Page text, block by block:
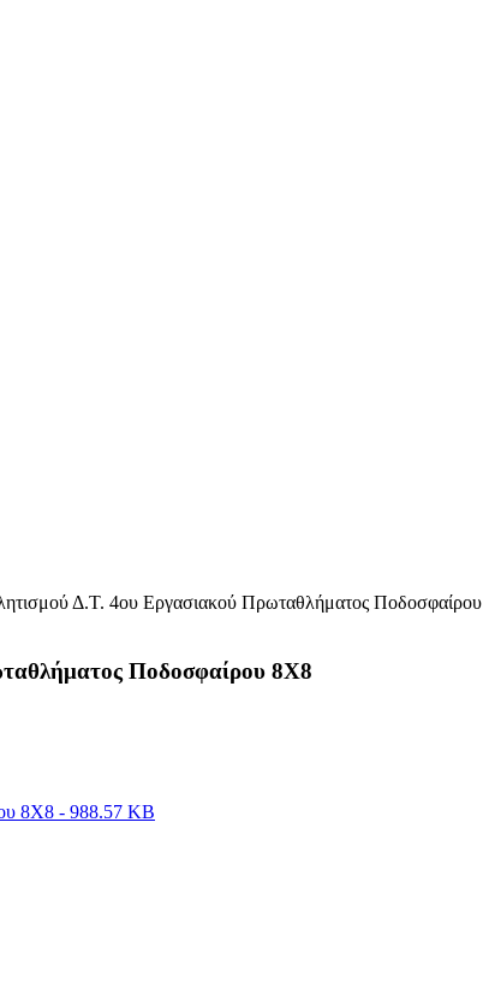
Δ.Τ. 4ου Εργασιακού Πρωταθλήματος Ποδοσφαίρου
Ποδοσφαίρου 8Χ8
8Χ8 - 988.57 KB